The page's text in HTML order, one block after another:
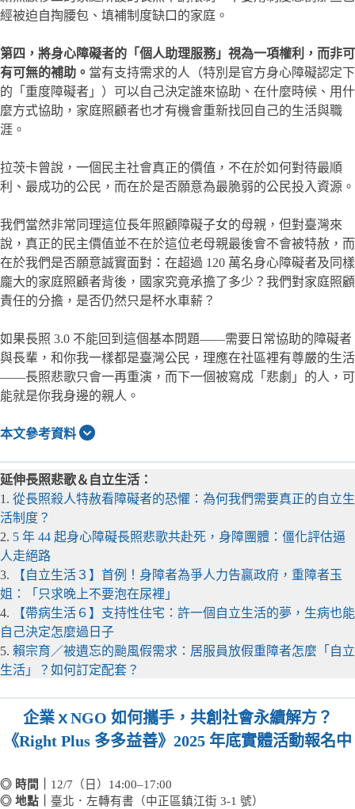
經被迫自掏腰包、填補制度缺口的家庭。
第四，將身心障礙者的「個人助理服務」視為一項權利，而非可
有可無的補助。 當有支持需求的人（特別是官方身心障礙認定下
的「重度障礙者」）可以自己決定誰來協助、在什麼時候、用什
麼方式協助，家庭照顧者也才有機會重新找回自己的生活與職
涯。
拉茨卡曾說，一個民主社會真正的價值，不在於如何對待最順
利、最成功的公民，而在於是否願意為最脆弱的公民投入資源。
我們當然非常同理這位長年照顧障礙子女的母親，但對臺灣來
說，真正的民主價值並不在於這位老母親最後會不會被特赦，而
在於我們是否願意誠實面對：在超過 120 萬名身心障礙者及同樣
龐大的家庭照顧者背後，國家究竟承擔了多少？我們對家庭照顧
責任的分擔，是否仍然只是杯水車薪？
如果長照 3.0 不能回到這個基本問題——需要日常協助的障礙者
與長輩，和你我一樣都是臺灣公民，理應在社區裡有尊嚴的生活
——長照悲歌只會一再重演，而下一個被寫成「悲劇」的人，可
能就是你我身邊的親人。
本文參考資料
延伸長照悲歌＆自立生活：
1. 從長照殺人特赦看障礙者的恐懼：為何我們需要真正的自立生
活制度？
2. 5 年 44 起身心障礙長照悲歌共赴死，身障團體：僵化評估逼
人走絕路
3.
【自立生活３】首例！身障者為爭人力告贏政府，重障者玉
姐：「只求晚上不要泡在尿裡」
4.
【帶病生活６】支持性住宅：許一個自立生活的夢，生病也能
自己決定怎麼過日子
5. 賴宗育／被遺忘的颱風假需求：居服員放假重障者怎麼「自立
生活」？如何訂定配套？
企業ｘNGO 如何攜手，共創社會永續解方？
《Right Plus 多多益善》2025 年底實體活動報名中
◎ 時間｜ 12/7（日）14:00–17:00
◎ 地點｜ 臺北．左轉有書（中正區鎮江街 3-1 號）